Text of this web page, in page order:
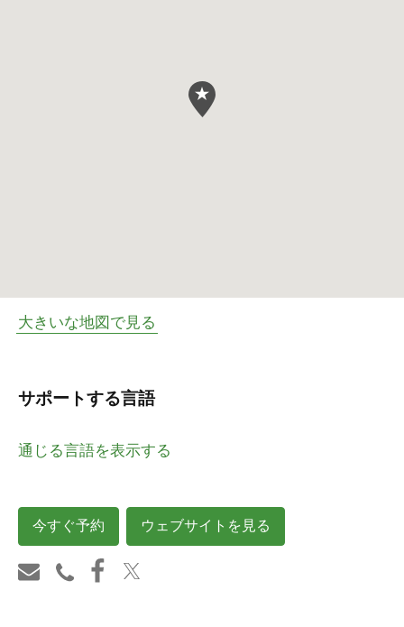
大きいな地図で見る
サポートする言語
通じる言語を表示する
今すぐ予約 ウェブサイトを見る